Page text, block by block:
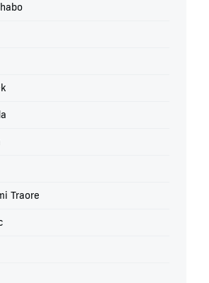
Traore